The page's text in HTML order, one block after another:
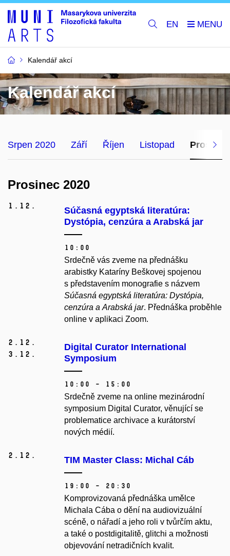
EN
Kalendář akcí
Kalendář akcí
Srpen 2020 Září Říjen Listopad Prosinec
Prosinec 2020
1. 12.
Súčasná egyptská literatúra:
Dystópia, cenzúra a Arabská jar
10:00
Srdečně vás zveme na přednášku
arabistky Kataríny Beškovej spojenou
s představením monografie s názvem
Súčasná egyptská literatúra: Dystópia,
cenzúra a Arabská jar. Přednáška proběhle
online v aplikaci Zoom.
2. 12.
3. 12.
Digital Curator International
Symposium
10:00 – 15:00
Srdečně zveme na online mezinárodní
symposium Digital Curator, věnující se
problematice archivace a kurátorství
nových médií.
2. 12. TIM Master Class: Michal Cáb
19:00 – 20:30
Komprovizovaná přednáška umělce
Michala Cába o dění na audiovizuální
scéně, o nářadí a jeho roli v tvůrčím aktu,
a také o postdigitalitě, glitchi a možnosti
objevování netradičních kvalit.